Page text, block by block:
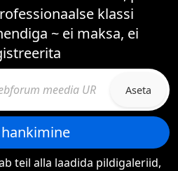
klassi
~ ei maksa, ei
Aseta
hankimine
teil alla laadida pildigaleriid,